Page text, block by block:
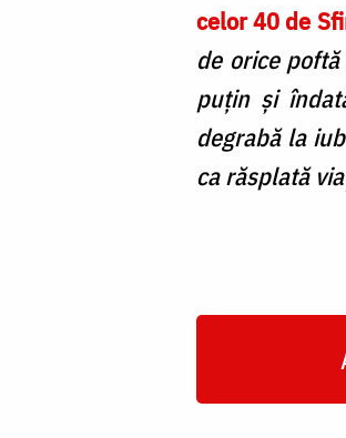
celor 40 de
de orice
puţin şi
degrabă la
ca răsplată